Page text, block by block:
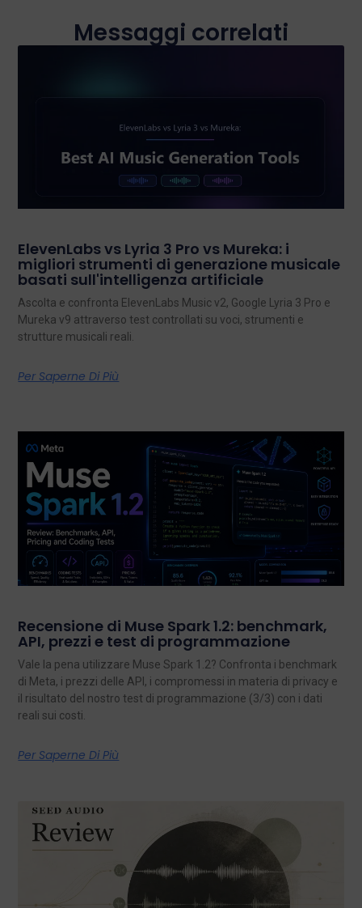
Messaggi correlati
ElevenLabs vs Lyria 3 Pro vs Mureka: i
migliori strumenti di generazione musicale
basati sull'intelligenza artificiale
Ascolta e confronta ElevenLabs Music v2, Google Lyria 3 Pro e
Mureka v9 attraverso test controllati su voci, strumenti e
strutture musicali reali.
Per Saperne Di Più
Recensione di Muse Spark 1.2: benchmark,
API, prezzi e test di programmazione
Vale la pena utilizzare Muse Spark 1.2? Confronta i benchmark
di Meta, i prezzi delle API, i compromessi in materia di privacy e
il risultato del nostro test di programmazione (3/3) con i dati
reali sui costi.
Per Saperne Di Più